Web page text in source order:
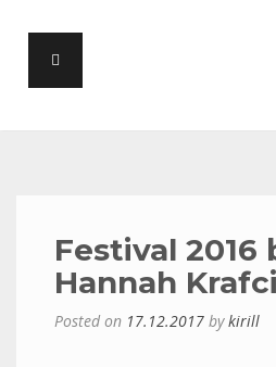
Festival 2016
Hannah
Posted on 17.12.2017 bykirill